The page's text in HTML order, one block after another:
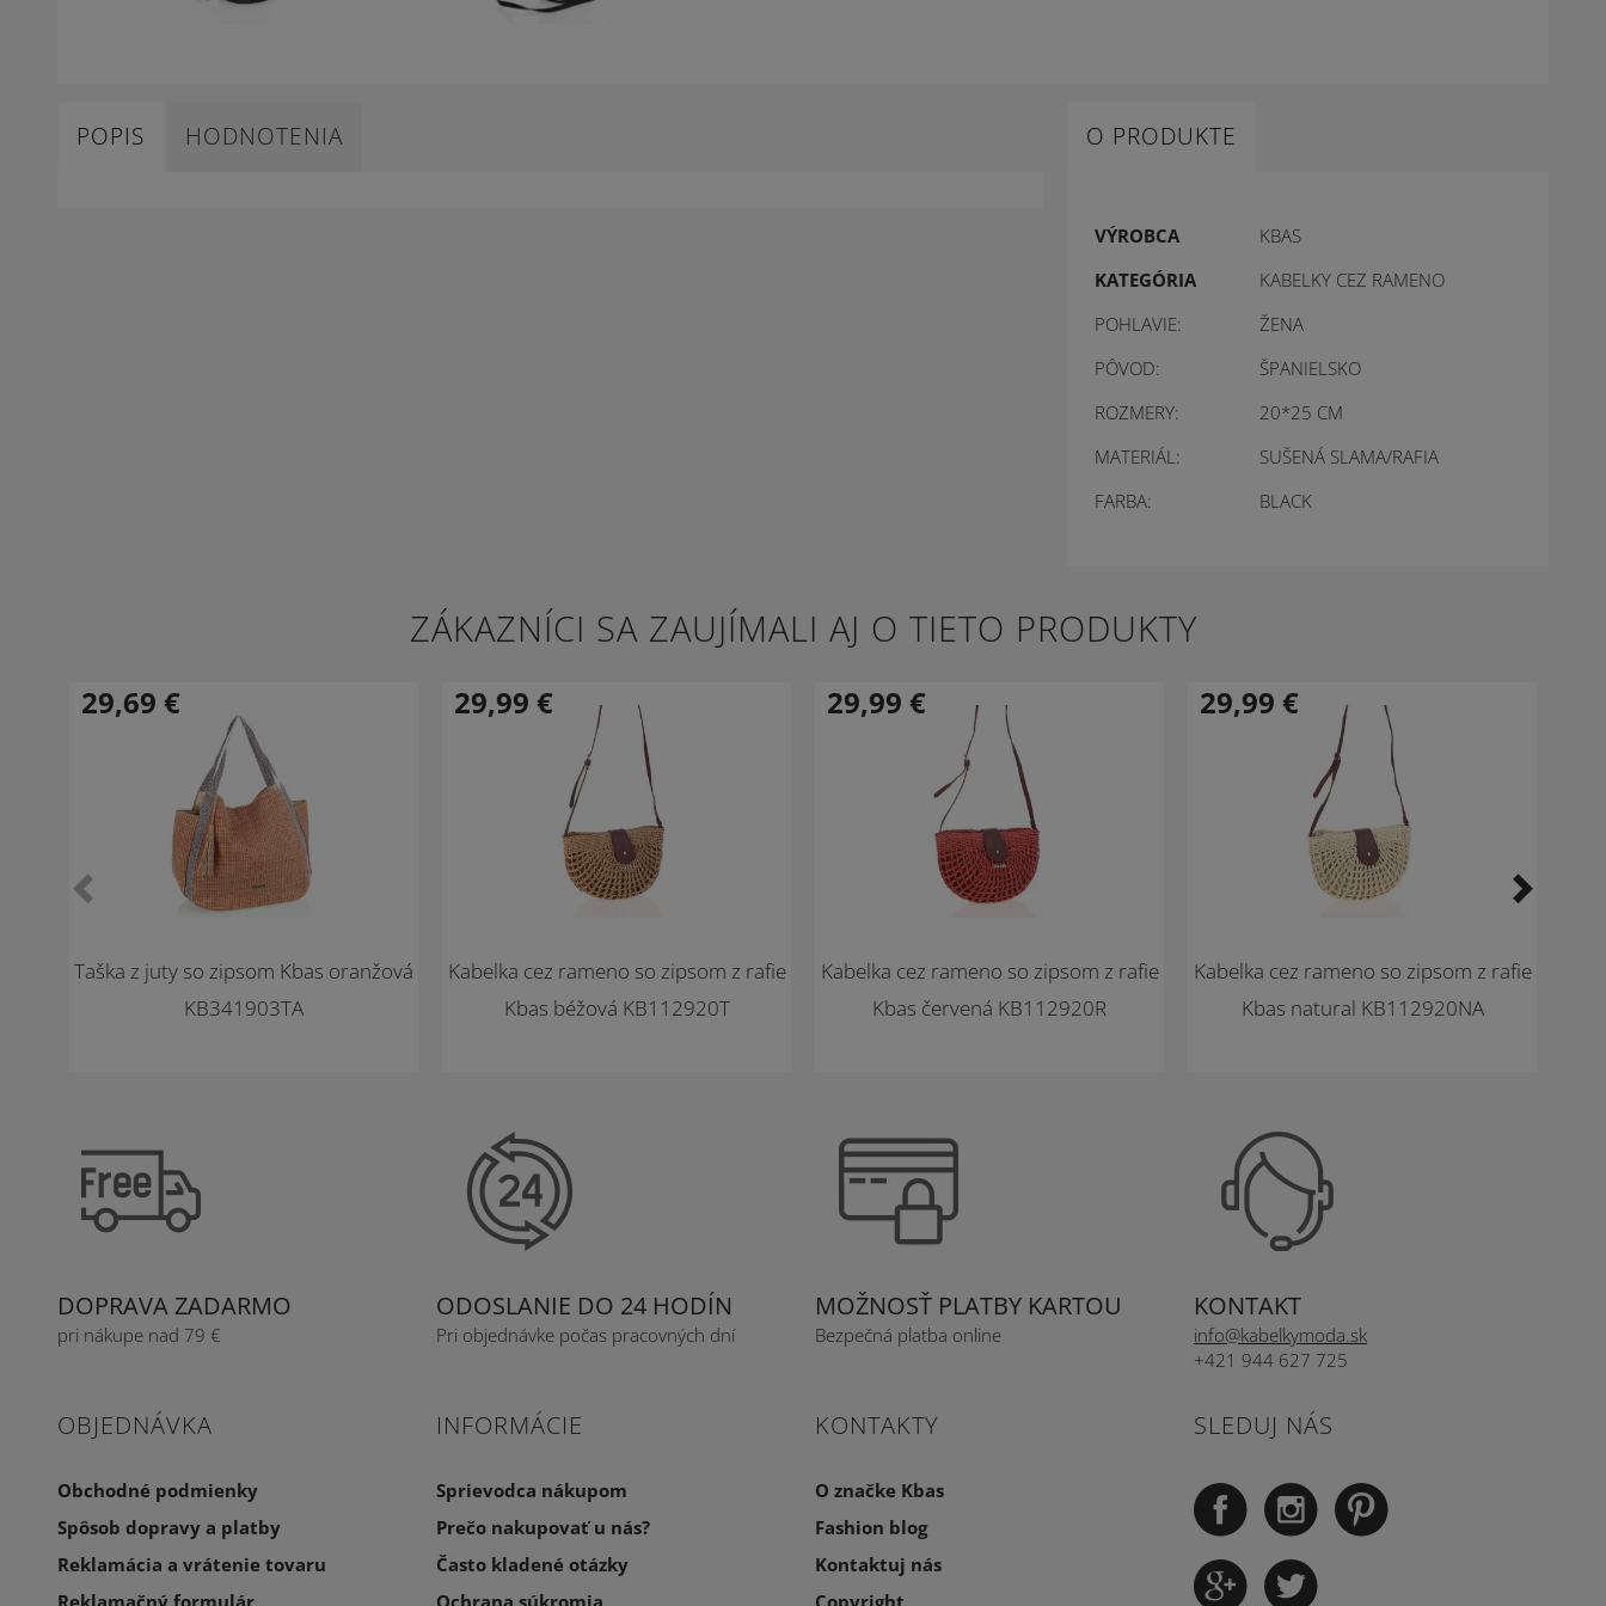
POPIS HODNOTENIA O PRODUKTE
VÝROBCA
KBAS
KATEGÓRIA
KABELKY CEZ RAMENO
POHLAVIE:
ŽENA
PÔVOD:
ŠPANIELSKO
ROZMERY:
20*25 CM
MATERIÁL:
SUŠENÁ SLAMA/RAFIA
FARBA:
BLACK
ZÁKAZNÍCI SA ZAUJÍMALI AJ O TIETO PRODUKTY
Taška z juty so zipsom Kbas oranžová
KB341903TA
29,69 €
Kabelka cez rameno so zipsom z rafie
Kbas béžová KB112920T
29,99 €
Kabelka cez rameno so zipsom z rafie
Kbas červená KB112920R
29,99 €
Kabelka cez rameno so zipsom z rafie
Kbas natural KB112920NA
29,99 €
DOPRAVA ZADARMO
pri nákupe nad 79 €
ODOSLANIE DO 24 HODÍN
Pri objednávke počas pracovných dní
MOŽNOSŤ PLATBY KARTOU
Bezpečná platba online
KONTAKT
info@kabelkymoda.sk
+421 944 627 725
OBJEDNÁVKA
Obchodné podmienky
Spôsob dopravy a platby
Reklamácia a vrátenie tovaru
Reklamačný formulár
INFORMÁCIE
Sprievodca nákupom
Prečo nakupovať u nás?
Často kladené otázky
Ochrana súkromia
KONTAKTY
O značke Kbas
Fashion blog
Kontaktuj nás
Copyright
SLEDUJ NÁS